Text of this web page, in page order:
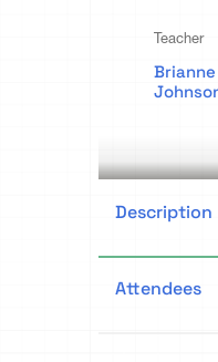
Teacher
Brianne
Description
Attendees